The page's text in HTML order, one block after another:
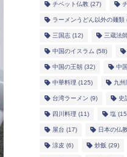
チベット仏教(27)
ラーメンうどん以外の麺類
三国志(12) 三蔵法師
中国のイスラム (58)
中国の王朝 (32) 中
中華料理 (125) 九
台湾ラーメン (9) 史
四川料理 (11) 塩
屋台 (17) 日本の仏
涼皮 (6) 炒飯 (29)